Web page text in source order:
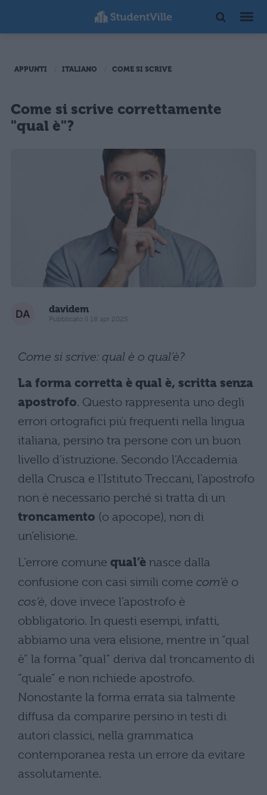
APPUNTI ITALIANO COME SI SCRIVE
Come si scrive correttamente
"qual è"?
davidem
Pubblicato il 18 apr 2025
Come si scrive: qual è o qual’è?
La forma corretta è qual è, scritta senza
apostrofo. Questo rappresenta uno degli
errori ortografici più frequenti nella lingua
italiana, persino tra persone con un buon
livello d’istruzione. Secondo l’Accademia
della Crusca e l’Istituto Treccani, l’apostrofo
non è necessario perché si tratta di un
troncamento (o apocope), non di
un’elisione.
L’errore comune qual’è nasce dalla
confusione con casi simili come com’è o
cos’è, dove invece l’apostrofo è
obbligatorio. In questi esempi, infatti,
abbiamo una vera elisione, mentre in “qual
è” la forma “qual” deriva dal troncamento di
“quale” e non richiede apostrofo.
Nonostante la forma errata sia talmente
diffusa da comparire persino in testi di
autori classici, nella grammatica
contemporanea resta un errore da evitare
assolutamente.